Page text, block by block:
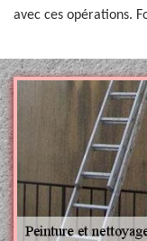
avec ces opérations.